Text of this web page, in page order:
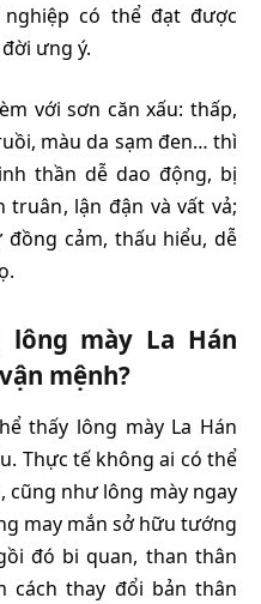
có thể đạt được
ưng ý.
với sơn căn xấu: thấp,
màu da sạm đen… thì
thần dễ dao động, bị
lận đận và vất vả;
cảm, thấu hiểu, dễ
mày La Hán
mệnh?
thấy lông mày La Hán
Thực tế không ai có thể
cũng như lông mày ngay
may mắn sở hữu tướng
đó bi quan, than thân
cách thay đổi bản thân